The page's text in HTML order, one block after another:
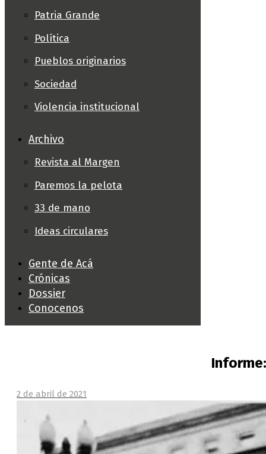
Patria Grande
Política
Pueblos originarios
Sociedad
Violencia institucional
Archivo
Revista al Margen
Paremos la pelota
33 de mano
Ideas circulares
Gente de Acá
Crónicas
Dossier
Conocenos
2 de abril de 2021